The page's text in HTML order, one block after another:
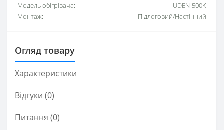
Модель обігрівача:
UDEN-500K
Монтаж:
Підлоговий/Настінний
Огляд товару
Характеристики
Відгуки (0)
Питання (0)